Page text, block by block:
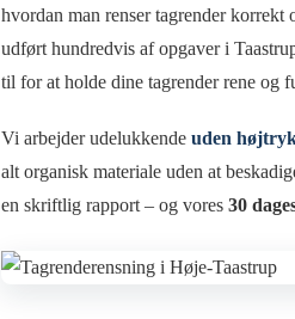
hvordan man renser tagrender
udført hundredvis af opgaver i
til for at holde dine tagrender rene og
Vi arbejder udelukkende uden
alt organisk materiale uden at
en skriftlig rapport – og vores 30